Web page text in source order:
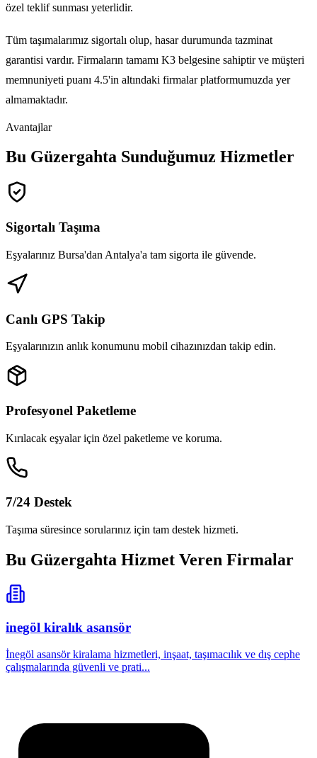
özel teklif sunması yeterlidir.
Tüm taşımalarımız sigortalı olup, hasar durumunda tazminat
garantisi vardır. Firmaların tamamı K3 belgesine sahiptir ve müşteri
memnuniyeti puanı 4.5'in altındaki firmalar platformumuzda yer
almamaktadır.
Avantajlar
Bu Güzergahta Sunduğumuz Hizmetler
Sigortalı Taşıma
Eşyalarınız Bursa'dan Antalya'a tam sigorta ile güvende.
Canlı GPS Takip
Eşyalarınızın anlık konumunu mobil cihazınızdan takip edin.
Profesyonel Paketleme
Kırılacak eşyalar için özel paketleme ve koruma.
7/24 Destek
Taşıma süresince sorularınız için tam destek hizmeti.
Bu Güzergahta Hizmet Veren Firmalar
inegöl kiralık asansör
İnegöl asansör kiralama hizmetleri, inşaat, taşımacılık ve dış cephe
çalışmalarında güvenli ve prati...